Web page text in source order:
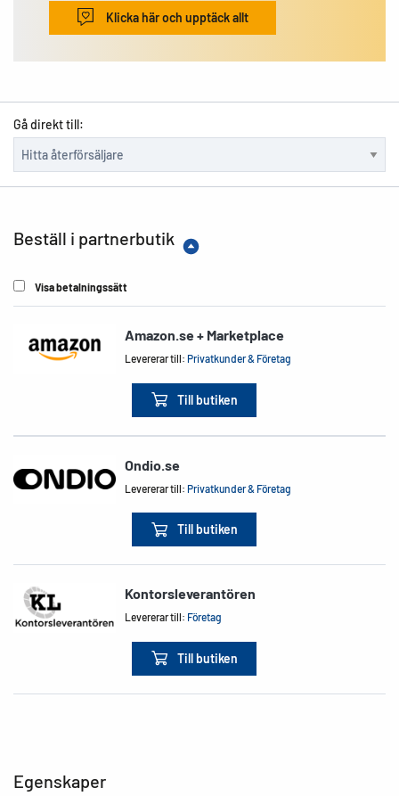
Klicka här och upptäck allt
Gå direkt till:
Beställ i partnerbutik
Visa betalningssätt
Amazon.se + Marketplace
Levererar till:Privatkunder & Företag
Till butiken
Ondio.se
Levererar till:Privatkunder & Företag
Till butiken
Kontorsleverantören
Levererar till: Företag
Till butiken
Egenskaper